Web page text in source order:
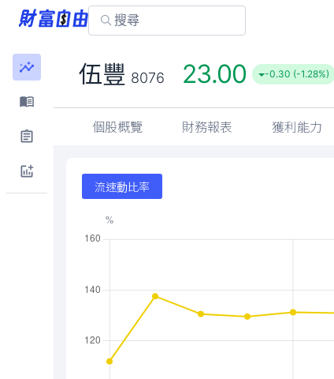
伍豐 8076 23.00 -0.30 (-1.28%)
個股概覽 財務報表 獲利能力
流速動比率